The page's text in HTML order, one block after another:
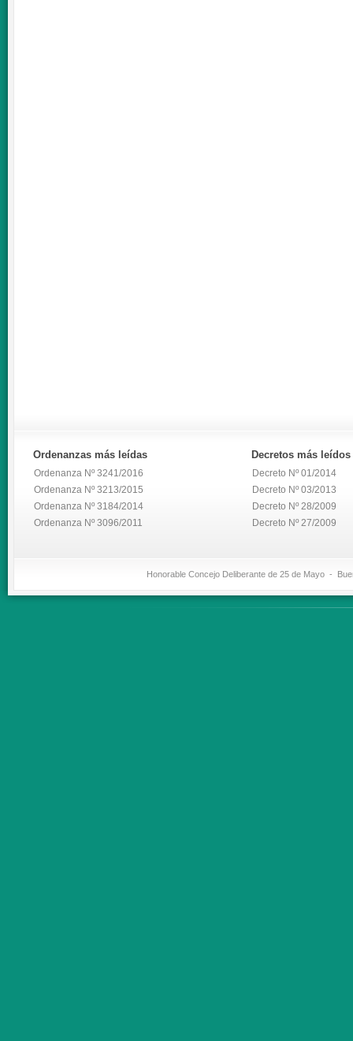
Ordenanzas más leídas
Ordenanza Nº 3241/2016
Ordenanza Nº 3213/2015
Ordenanza Nº 3184/2014
Ordenanza Nº 3096/2011
Decretos más leídos
Decreto Nº 01/2014
Decreto Nº 03/2013
Decreto Nº 28/2009
Decreto Nº 27/2009
Honorable Concejo Deliberante de 25 de